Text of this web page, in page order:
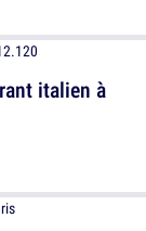
italien à